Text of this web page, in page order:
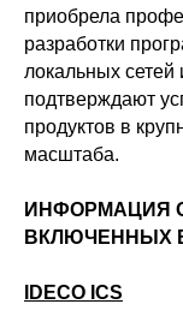
приобрела
разработки
локальных
подтверждают
продуктов в
масштаба.
ИНФОРМАЦИЯ
ВКЛЮЧЕННЫХ
IDECO ICS